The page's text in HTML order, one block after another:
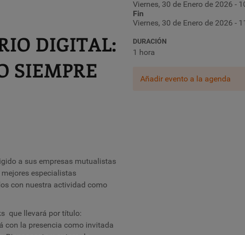
DIGITAL:
SIEMPRE
a sus empresas mutualistas
especialistas
con nuestra actividad como
que llevará por título:
con la presencia como invitada
Viernes, 30 de Enero de 2026 -
Fin
Viernes, 30 de Enero de 2026 -
DURACIÓN
1 hora
Añadir evento a la agenda